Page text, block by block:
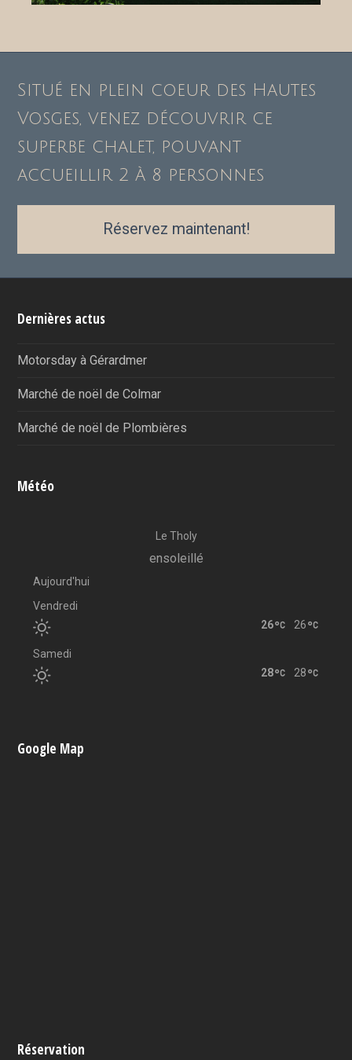
Situé en plein coeur des Hautes
Vosges, venez découvrir ce
superbe chalet, pouvant
accueillir 2 à 8 personnes
Réservez maintenant!
Dernières actus
Motorsday à Gérardmer
Marché de noël de Colmar
Marché de noël de Plombières
Météo
Le Tholy
ensoleillé
Aujourd'hui
Vendredi
26
26
Samedi
28
28
Google Map
Réservation